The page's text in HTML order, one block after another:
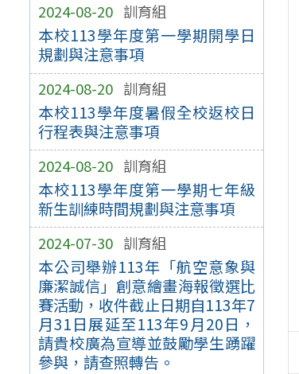
2024-08-20 訓育組
本校113學年度第一學期開學日
規劃與注意事項
2024-08-20 訓育組
本校113學年度暑假全校返校日
行程表與注意事項
2024-08-20 訓育組
本校113學年度第一學期七年級
新生訓練時間規劃與注意事項
2024-07-30 訓育組
本公司舉辦113年「航空意象與
廉潔誠信」創意繪畫海報徵選比
賽活動，收件截止日期自113年7
月31日展延至113年9月20日，
請貴校廣為宣導並鼓勵學生踴躍
參與，請查照轉告。